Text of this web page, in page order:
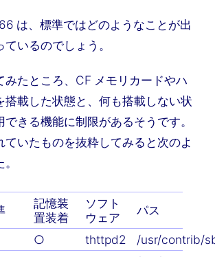
は、標準ではどのようなことが出
いるのでしょう。
みたところ、CF メモリカードやハ
搭載した状態と、何も搭載しない状
きる機能に制限があるそうです。
ていたものを抜粋してみると次のよ
記憶装
置装着
ソフト
ウェア
パス
○ thttpd2
/usr/contrib/